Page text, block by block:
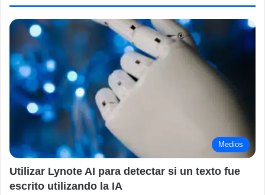
Medios
Utilizar Lynote AI para detectar si un texto fue
escrito utilizando la IA